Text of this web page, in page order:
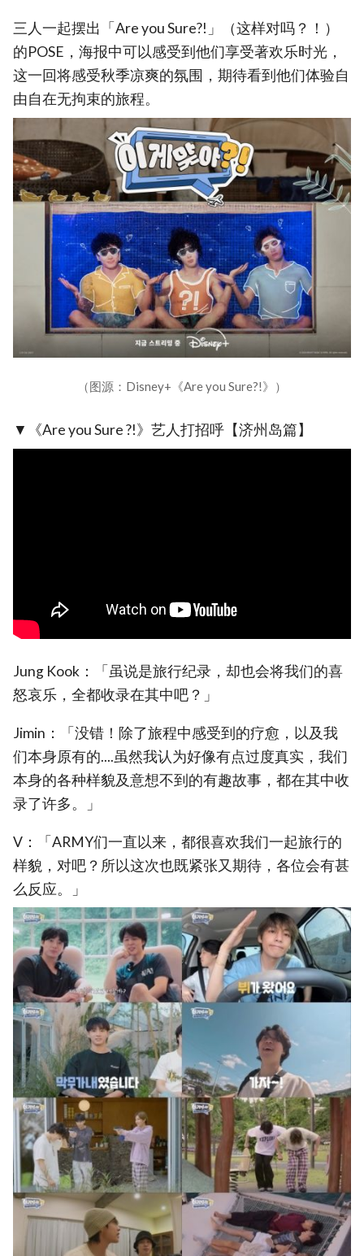
三人一起摆出「Are you Sure?!」（这样对吗？！）
的POSE，海报中可以感受到他们享受著欢乐时光，
这一回将感受秋季凉爽的氛围，期待看到他们体验自
由自在无拘束的旅程。
（图源：Disney+《Are you Sure?!》）
▼《Are you Sure ?!》艺人打招呼【济州岛篇】
Jung Kook：「虽说是旅行纪录，却也会将我们的喜
怒哀乐，全都收录在其中吧？」
Jimin：「没错！除了旅程中感受到的疗愈，以及我
们本身原有的....虽然我认为好像有点过度真实，我们
本身的各种样貌及意想不到的有趣故事，都在其中收
录了许多。」
V：「ARMY们一直以来，都很喜欢我们一起旅行的
样貌，对吧？所以这次也既紧张又期待，各位会有甚
么反应。」